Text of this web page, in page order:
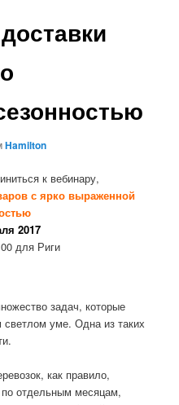
Hamilton
к вебинару,
с ярко выраженной
2017
для Риги
задач, которые
уме. Одна из таких
как правило,
отдельным месяцам,